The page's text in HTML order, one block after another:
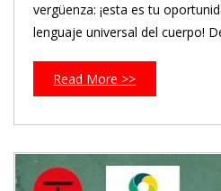
vergüenza: ¡esta es tu
lenguaje universal del cuerpo!
Read More >>